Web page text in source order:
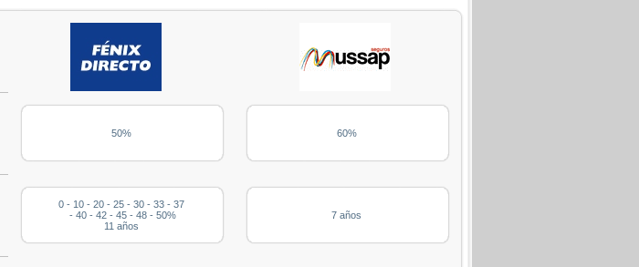
50% 60%
0 - 10 - 20 - 25 - 30 - 33 - 37
- 40 - 42 - 45 - 48 - 50%
11 años
7 años